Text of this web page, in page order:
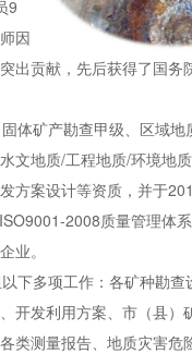
9
因
出贡献，先后获得了国务
体矿产勘查甲级、区域地
文地质/工程地质/环境地
方案设计等资质，并于
2008质量管理体
业。
下多项工作：各矿种勘查
开发利用方案、市（县）
类测量报告、地质灾害危